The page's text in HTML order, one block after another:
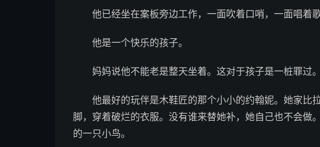
他已经坐在案板旁边工作，一面吹着口哨，一面唱着歌
他是一个快乐的孩子。
妈妈说他不能老是整天坐着。这对于孩子是一桩罪过。
他最好的玩伴是木鞋匠的那个小小的约翰妮。她家比
脚，穿着破烂的衣服。没有谁来替她补，她自己也不会做
的一只小鸟。